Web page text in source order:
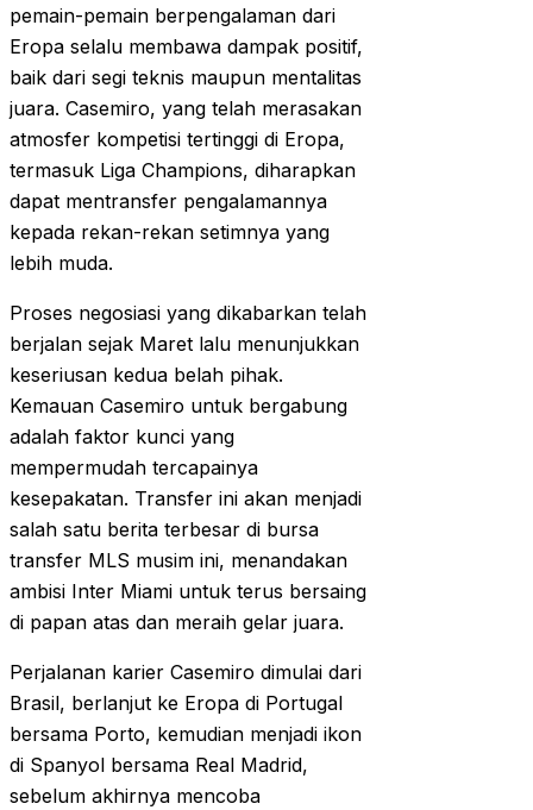
pemain-pemain berpengalaman dari
Eropa selalu membawa dampak positif,
baik dari segi teknis maupun mentalitas
juara. Casemiro, yang telah merasakan
atmosfer kompetisi tertinggi di Eropa,
termasuk Liga Champions, diharapkan
dapat mentransfer pengalamannya
kepada rekan-rekan setimnya yang
lebih muda.
Proses negosiasi yang dikabarkan telah
berjalan sejak Maret lalu menunjukkan
keseriusan kedua belah pihak.
Kemauan Casemiro untuk bergabung
adalah faktor kunci yang
mempermudah tercapainya
kesepakatan. Transfer ini akan menjadi
salah satu berita terbesar di bursa
transfer MLS musim ini, menandakan
ambisi Inter Miami untuk terus bersaing
di papan atas dan meraih gelar juara.
Perjalanan karier Casemiro dimulai dari
Brasil, berlanjut ke Eropa di Portugal
bersama Porto, kemudian menjadi ikon
di Spanyol bersama Real Madrid,
sebelum akhirnya mencoba